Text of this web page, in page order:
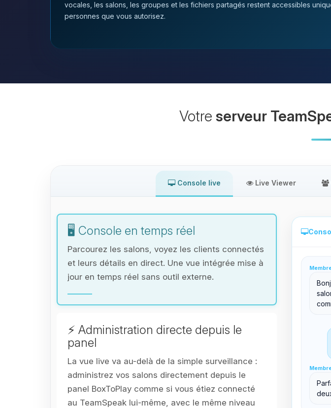
vocales, les salons, les groupes et les fichiers partagés restent accessibles
personnes que vous autorisez.
Votre serveur
Console live Live Viewer
🖥️ Console en temps réel
Parcourez les salons, voyez les clients connectés
et leurs détails en direct. Une vue intégrée mise à
jour en temps réel sans outil externe.
⚡ Administration directe depuis le
panel
La vue live va au-delà de la simple surveillance :
administrez vos salons directement depuis le
panel BoxToPlay comme si vous étiez connecté
au TeamSpeak lui-même, avec le même niveau